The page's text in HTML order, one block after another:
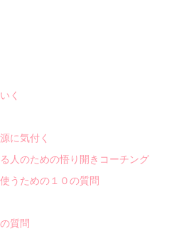
く
に気付く
人のための悟り開きコーチング
うための１０の質問
質問